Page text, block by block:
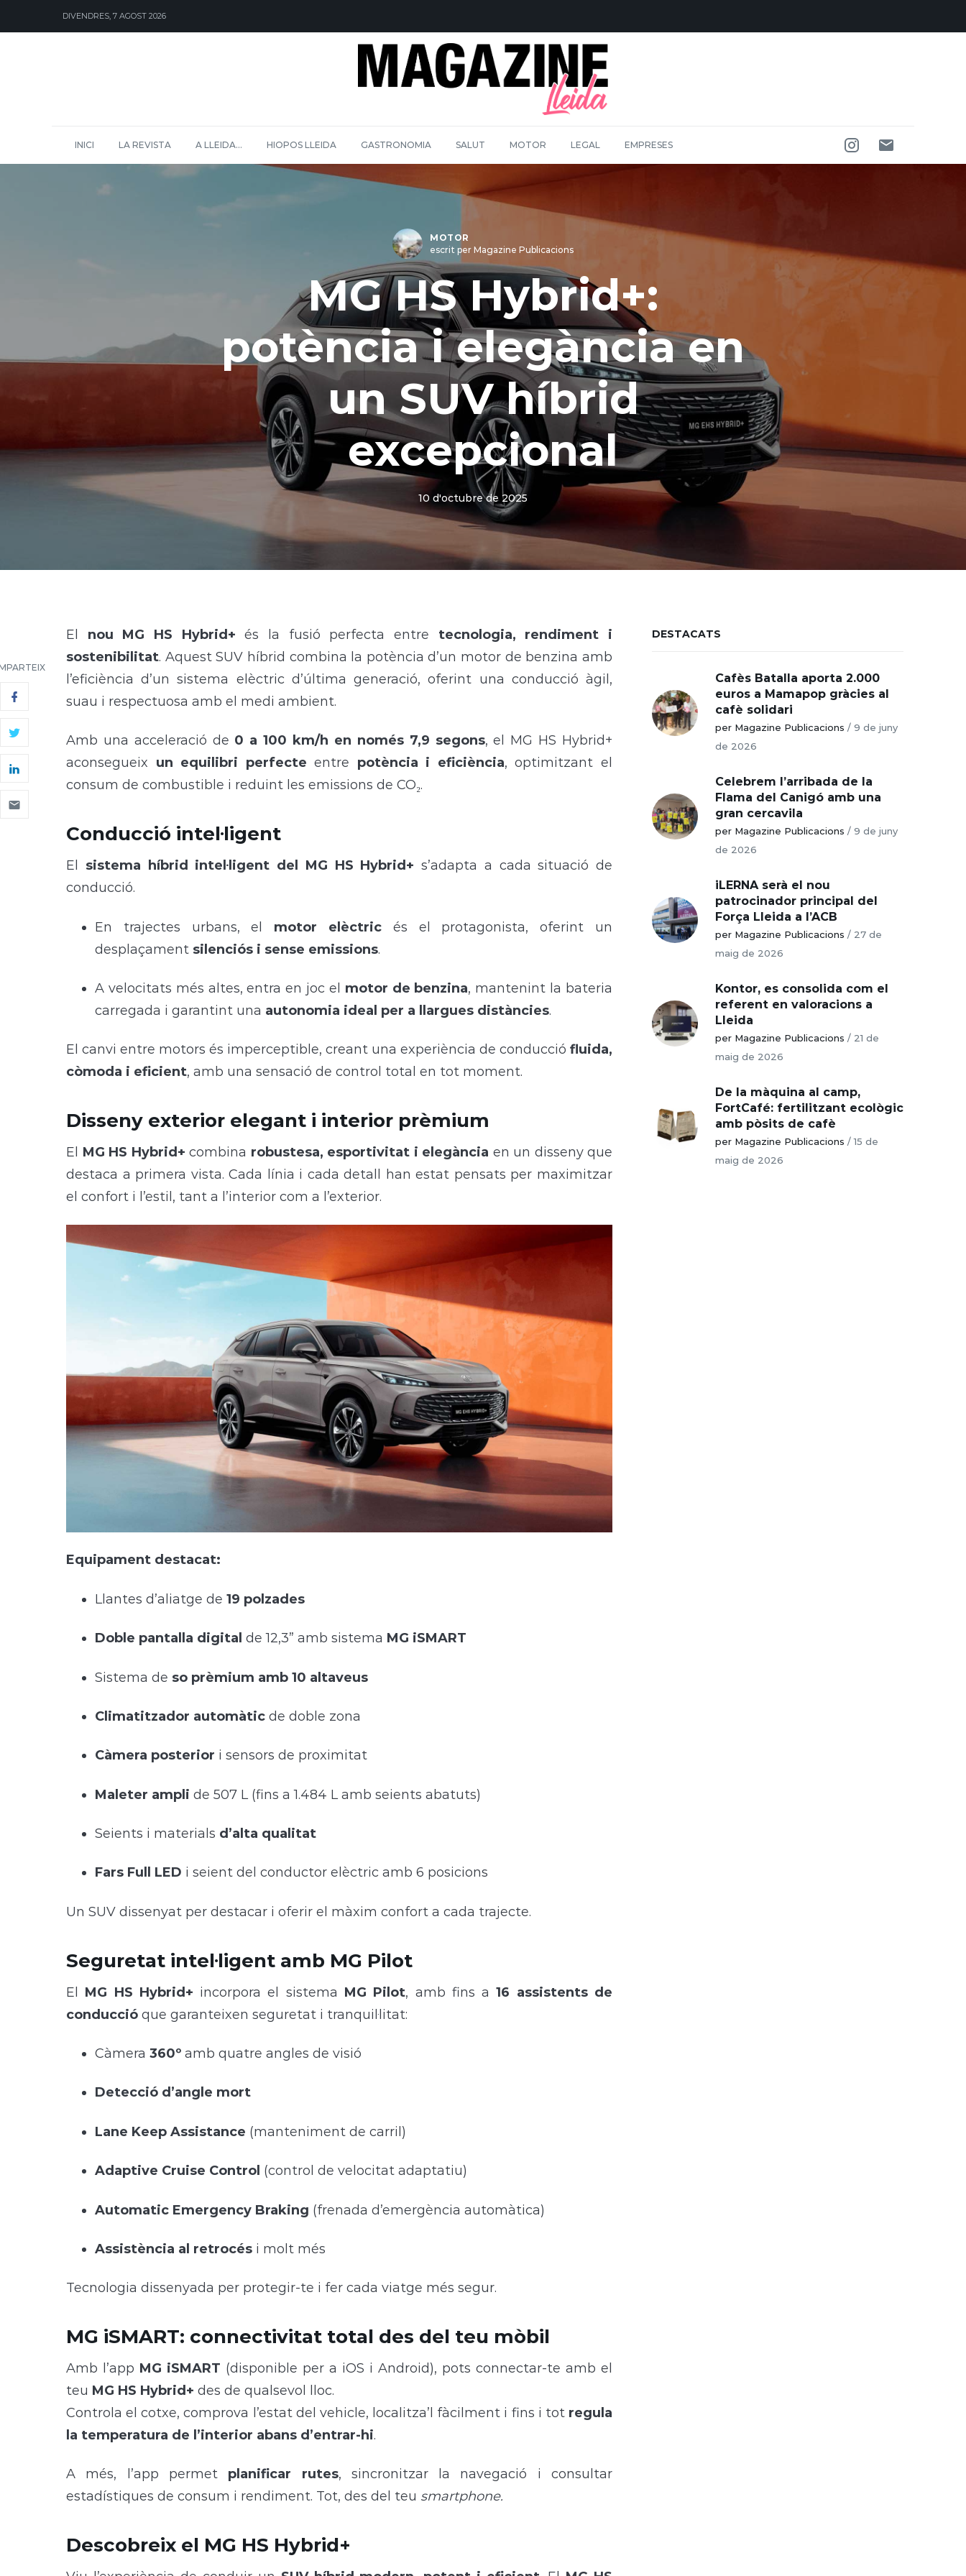
DIVENDRES, 7 AGOST 2026
INICI LA REVISTA A LLEIDA… HIOPOS LLEIDA GASTRONOMIA SALUT MOTOR LEGAL EMPRESES
MOTOR
escrit per Magazine Publicacions
MG HS Hybrid+:
potència i elegància en
un SUV híbrid
excepcional
10 d'octubre de 2025
El nou MG HS Hybrid+ és la fusió perfecta entre tecnologia, rendiment i
sostenibilitat. Aquest SUV híbrid combina la potència d’un motor de benzina amb
l’eficiència d’un sistema elèctric d’última generació, oferint una conducció àgil,
suau i respectuosa amb el medi ambient.
Amb una acceleració de 0 a 100 km/h en només 7,9 segons, el MG HS Hybrid+
aconsegueix un equilibri perfecte entre potència i eficiència, optimitzant el
consum de combustible i reduint les emissions de CO₂.
Conducció intel·ligent
El sistema híbrid intel·ligent del MG HS Hybrid+ s’adapta a cada situació de
conducció.
En trajectes urbans, el motor elèctric és el protagonista, oferint un
desplaçament silenciós i sense emissions.
A velocitats més altes, entra en joc el motor de benzina, mantenint la bateria
carregada i garantint una autonomia ideal per a llargues distàncies.
El canvi entre motors és imperceptible, creant una experiència de conducció fluida,
còmoda i eficient, amb una sensació de control total en tot moment.
Disseny exterior elegant i interior prèmium
El MG HS Hybrid+ combina robustesa, esportivitat i elegància en un disseny que
destaca a primera vista. Cada línia i cada detall han estat pensats per maximitzar
el confort i l’estil, tant a l’interior com a l’exterior.
Equipament destacat:
Llantes d’aliatge de 19 polzades
Doble pantalla digital de 12,3” amb sistema MG iSMART
Sistema de so prèmium amb 10 altaveus
Climatitzador automàtic de doble zona
Càmera posterior i sensors de proximitat
Maleter ampli de 507 L (fins a 1.484 L amb seients abatuts)
Seients i materials d’alta qualitat
Fars Full LED i seient del conductor elèctric amb 6 posicions
Un SUV dissenyat per destacar i oferir el màxim confort a cada trajecte.
Seguretat intel·ligent amb MG Pilot
El MG HS Hybrid+ incorpora el sistema MG Pilot, amb fins a16 assistents de
conducció que garanteixen seguretat i tranquil·litat:
Càmera 360º amb quatre angles de visió
Detecció d’angle mort
Lane Keep Assistance (manteniment de carril)
Adaptive Cruise Control (control de velocitat adaptatiu)
Automatic Emergency Braking (frenada d’emergència automàtica)
Assistència al retrocés i molt més
Tecnologia dissenyada per protegir-te i fer cada viatge més segur.
MG iSMART: connectivitat total des del teu mòbil
Amb l’app MG iSMART (disponible per a iOS i Android), pots connectar-te amb el
teu MG HS Hybrid+ des de qualsevol lloc.
Controla el cotxe, comprova l’estat del vehicle, localitza’l fàcilment i fins i tot regula
la temperatura de l’interior abans d’entrar-hi.
A més, l’app permet planificar rutes, sincronitzar la navegació i consultar
estadístiques de consum i rendiment. Tot, des del teu smartphone.
Descobreix el MG HS Hybrid+
DESTACATS
Cafès Batalla aporta 2.000
euros a Mamapop gràcies al
cafè solidari
per Magazine Publicacions / 9 de juny
de 2026
Celebrem l’arribada de la
Flama del Canigó amb una
gran cercavila
per Magazine Publicacions / 9 de juny
de 2026
iLERNA serà el nou
patrocinador principal del
Força Lleida a l’ACB
per Magazine Publicacions / 27 de
maig de 2026
Kontor, es consolida com el
referent en valoracions a
Lleida
per Magazine Publicacions / 21 de
maig de 2026
De la màquina al camp,
FortCafé: fertilitzant ecològic
amb pòsits de cafè
per Magazine Publicacions /15 de
maig de 2026